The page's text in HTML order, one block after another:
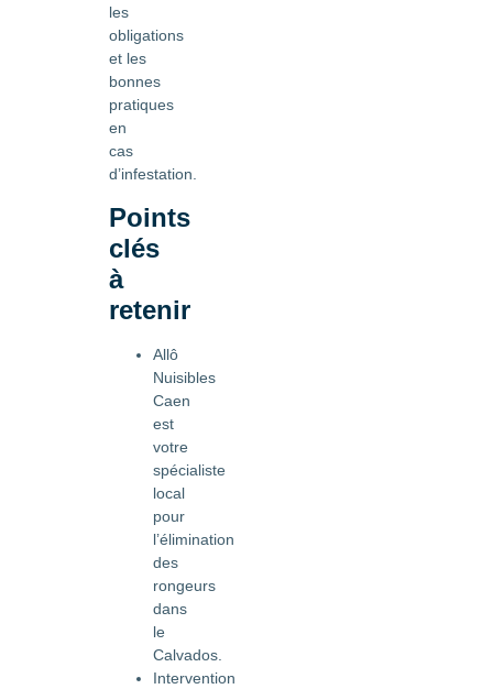
les
obligations
et les
bonnes
pratiques
en
cas
d’infestation.
Points
clés
à
retenir
Allô
Nuisibles
Caen
est
votre
spécialiste
local
pour
l’élimination
des
rongeurs
dans
le
Calvados.
Intervention